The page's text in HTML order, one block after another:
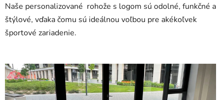
Naše personalizované rohože s logom sú odolné, funkčné a
štýlové, vďaka čomu sú ideálnou voľbou pre akékoľvek
športové zariadenie.